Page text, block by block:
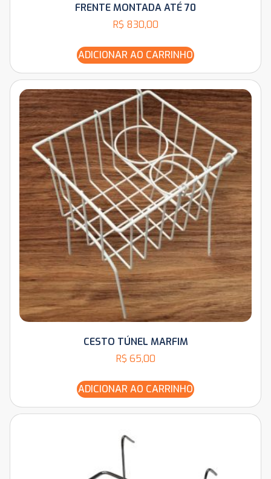
FRENTE MONTADA ATÉ 70
R$ 830,00
ADICIONAR AO CARRINHO
CESTO TÚNEL MARFIM
R$ 65,00
ADICIONAR AO CARRINHO